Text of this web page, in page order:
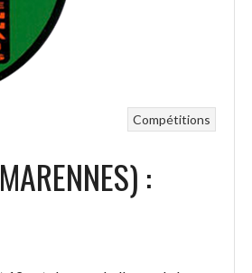
Compétitions
: